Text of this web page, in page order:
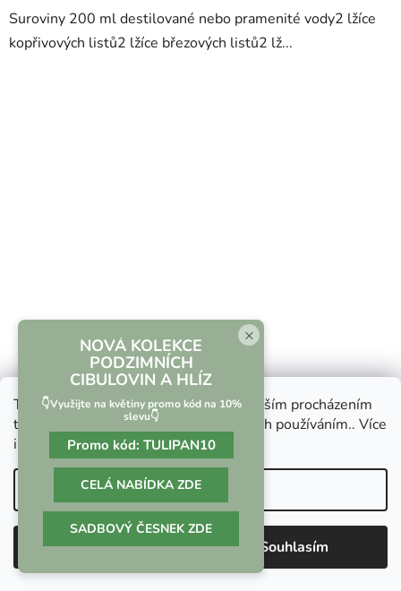
Tento web používá soubory cookie. Dalším procházením
tohoto webu vyjadřujete souhlas s jejich používáním.. Více
informacízde.
Nastavení
Odmítnout Souhlasím
Suroviny 200 ml destilované nebo pramenité vody2 lžíce
kopřivových listů2 lžíce březových listů2 lž...
Pampeliškové kapary
Kapary mám moc ráda. K jejich báječné chuti jsem se tedy
×
NOVÁ KOLEKCE
PODZIMNÍCH
CIBULOVIN A HLÍZ
👇Využijte na květiny promo kód na 10%
slevu👇
Promo kód: TULIPAN10
CELÁ NABÍDKA ZDE
SADBOVÝ ČESNEK ZDE